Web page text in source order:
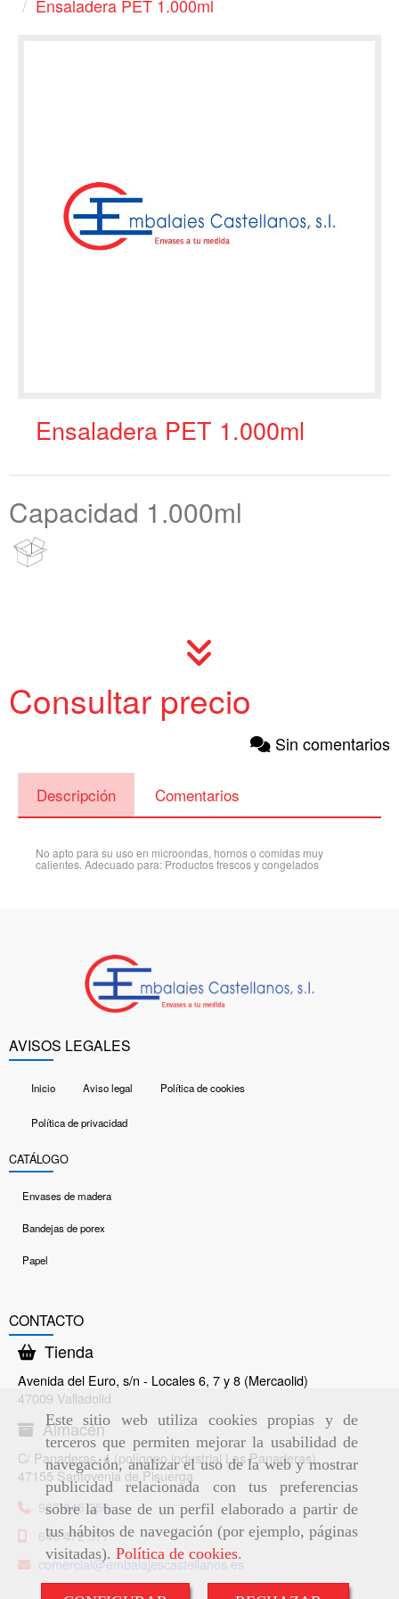
Este sitio web utiliza cookies propias y de
terceros que permiten mejorar la usabilidad de
navegación, analizar el uso de la web y mostrar
publicidad relacionada con tus preferencias
sobre la base de un perfil elaborado a partir de
tus hábitos de navegación (por ejemplo, páginas
visitadas). Política de cookies.
Ensaladera PET 1.000ml
Ensaladera PET 1.000ml
Capacidad 1.000ml
Consultar precio
Sin comentarios
Descripción Comentarios
No apto para su uso en microondas, hornos o comidas muy
calientes. Adecuado para: Productos frescos y congelados
AVISOS LEGALES
Inicio Aviso legal Política de cookies
Política de privacidad
CATÁLOGO
Envases de madera
Bandejas de porex
Papel
CONTACTO
Tienda
Avenida del Euro, s/n - Locales 6, 7 y 8 (Mercaolid)
47009 Valladolid
Almacén
C/ Panaderas, 4 (polígono industrial Las Panaderas)
47155 Santovenia de Pisuerga
983 845 256
646 472 377
comercial
embalajescastellanos.es